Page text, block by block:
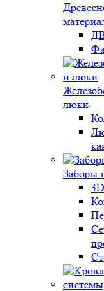
люки
Заборы